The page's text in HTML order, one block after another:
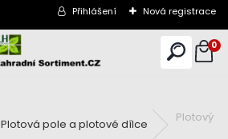
Přihlášení Nová registrace
0
Plotová pole a plotové dílce
Plotový